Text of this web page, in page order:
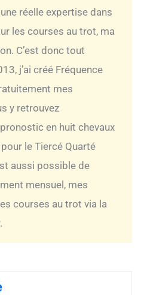
réelle expertise dans
les courses au trot, ma
C’est donc tout
j’ai créé Fréquence
mes
y retrouvez
en huit chevaux
le Tiercé Quarté
aussi possible de
mensuel, mes
courses au trot via la